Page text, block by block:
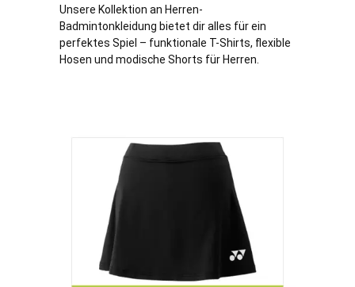
Unsere Kollektion an Herren-
Badmintonkleidung bietet dir alles für ein
perfektes Spiel – funktionale T-Shirts, flexible
Hosen und modische Shorts für Herren.